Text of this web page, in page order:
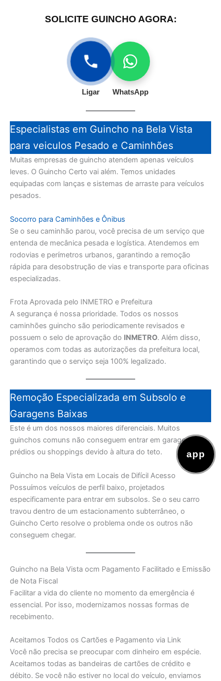
app
SOLICITE GUINCHO AGORA:
Ligar WhatsApp
Especialistas em Guincho na Bela Vista
para veiculos Pesado e Caminhões
Muitas empresas de guincho atendem apenas veículos
leves. O Guincho Certo vai além. Temos unidades
equipadas com lanças e sistemas de arraste para veículos
pesados.
Socorro para Caminhões e Ônibus
Se o seu caminhão parou, você precisa de um serviço que
entenda de mecânica pesada e logística. Atendemos em
rodovias e perímetros urbanos, garantindo a remoção
rápida para desobstrução de vias e transporte para oficinas
especializadas.
Frota Aprovada pelo INMETRO e Prefeitura
A segurança é nossa prioridade. Todos os nossos
caminhões guincho são periodicamente revisados e
possuem o selo de aprovação do INMETRO. Além disso,
operamos com todas as autorizações da prefeitura local,
garantindo que o serviço seja 100% legalizado.
Remoção Especializada em Subsolo e
Garagens Baixas
Este é um dos nossos maiores diferenciais. Muitos
guinchos comuns não conseguem entrar em garagens de
prédios ou shoppings devido à altura do teto.
Guincho na Bela Vista em Locais de Difícil Acesso
Possuímos veículos de perfil baixo, projetados
especificamente para entrar em subsolos. Se o seu carro
travou dentro de um estacionamento subterrâneo, o
Guincho Certo resolve o problema onde os outros não
conseguem chegar.
Guincho na Bela Vista ocm Pagamento Facilitado e Emissão
de Nota Fiscal
Facilitar a vida do cliente no momento da emergência é
essencial. Por isso, modernizamos nossas formas de
recebimento.
Aceitamos Todos os Cartões e Pagamento via Link
Você não precisa se preocupar com dinheiro em espécie.
Aceitamos todas as bandeiras de cartões de crédito e
débito. Se você não estiver no local do veículo, enviamos